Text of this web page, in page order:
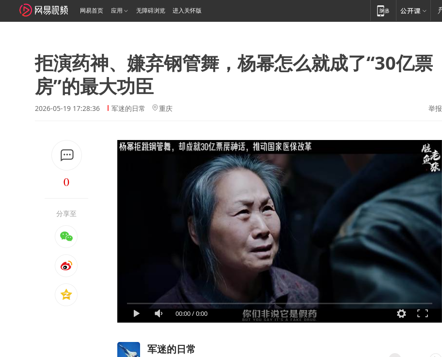
网易首页 应用 无障碍浏览 进入关怀版
拒演药神、嫌弃钢管舞，杨幂怎么就成了“30亿票
房”的最大功臣
2026-05-19 17:28:36 军迷的日常 重庆 举报
0
分享至
00:00/0:00
军迷的日常